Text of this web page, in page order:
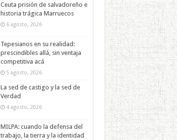
Ceuta prisión de salvadoreño e
historia trágica Marruecos
6 agosto, 2026
Tepesianos en su realidad:
prescindibles allá, sin ventaja
competitiva acá
5 agosto, 2026
La sed de castigo y la sed de
Verdad
4 agosto, 2026
MILPA: cuando la defensa del
trabajo, la tierra y la identidad